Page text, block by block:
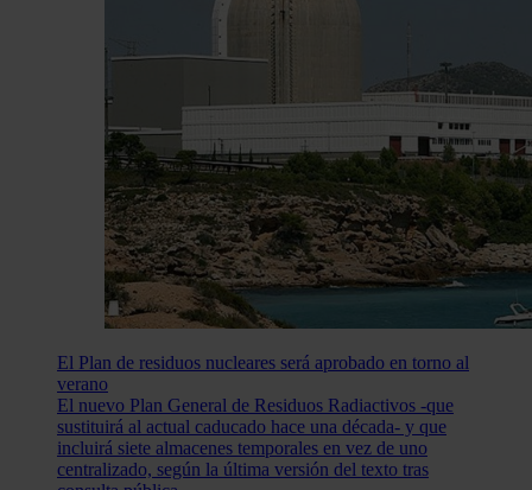
El Plan de residuos nucleares será aprobado en torno al
verano
El nuevo Plan General de Residuos Radiactivos -que
sustituirá al actual caducado hace una década- y que
incluirá siete almacenes temporales en vez de uno
centralizado, según la última versión del texto tras